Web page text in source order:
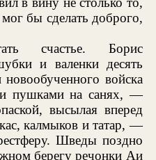
бы сделать доброго,
счастье. Борис
и валенки десять
войска
пушками на санях, —
высылая вперед
калмыков и татар, —
Шведы поздно
берегу речонки Аи